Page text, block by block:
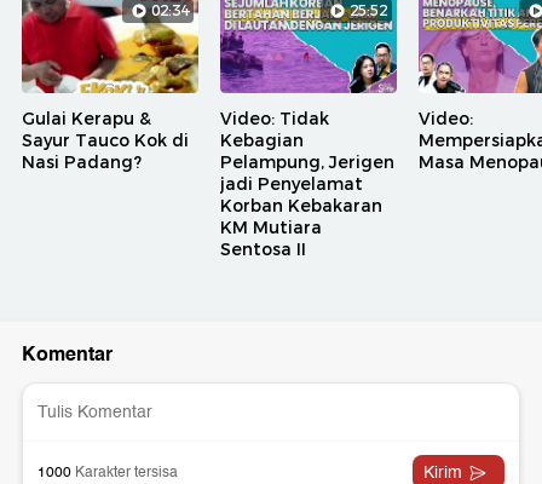
02:34
Gulai Kerapu &
Sayur Tauco Kok di
Nasi Padang?
25:52
Video: Tidak
Kebagian
Pelampung, Jerigen
jadi Penyelamat
Korban Kebakaran
KM Mutiara
Sentosa II
Video:
Masa